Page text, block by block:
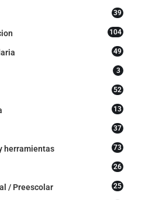
39
104
49
3
52
13
37
herramientas 73
26
/ Preescolar 25